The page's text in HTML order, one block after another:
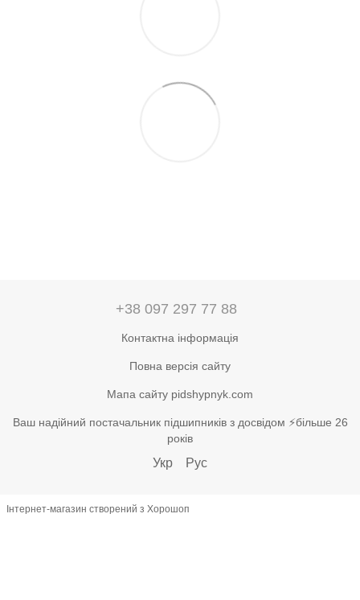
+38 097 297 77 88
Контактна інформація
Повна версія сайту
Мапа сайту pidshypnyk.com
Ваш надійний постачальник підшипників з досвідом ⚡більше 26
років
Укр Рус
Інтернет-магазин створений з Хорошоп